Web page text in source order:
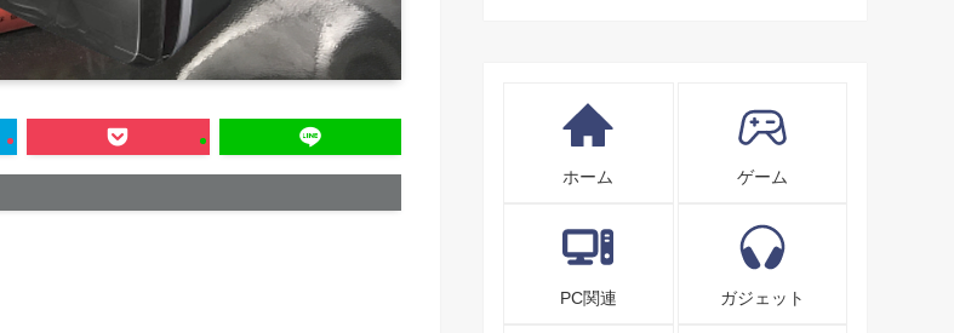
ホーム ゲーム
PC関連 ガジェット